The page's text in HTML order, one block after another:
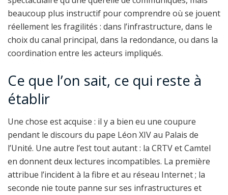
beaucoup plus instructif pour comprendre où se jouent
réellement les fragilités : dans l’infrastructure, dans le
choix du canal principal, dans la redondance, ou dans la
coordination entre les acteurs impliqués.
Ce que l’on sait, ce qui reste à
établir
Une chose est acquise : il y a bien eu une coupure
pendant le discours du pape Léon XIV au Palais de
l’Unité. Une autre l’est tout autant : la CRTV et Camtel
en donnent deux lectures incompatibles. La première
attribue l’incident à la fibre et au réseau Internet ; la
seconde nie toute panne sur ses infrastructures et